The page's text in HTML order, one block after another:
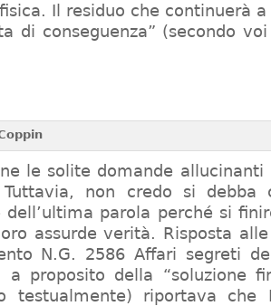
Il residuo che continuerà
di conseguenza” (secondo
le solite domande
Tuttavia, non credo si debba
dell’ultima parola perché si
assurde verità. Risposta
N.G. 2586 Affari segreti
a proposito della “soluzione
testualmente) riportava che